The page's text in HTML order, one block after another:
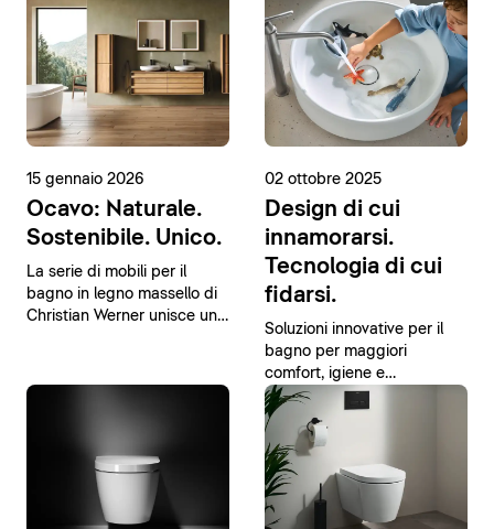
15 gennaio 2026
Ocavo: Naturale.
Sostenibile. Unico.
La serie di mobili per il
bagno in legno massello di
Christian Werner unisce un
02 ottobre 2025
Design di cui
innamorarsi.
Tecnologia di cui
fidarsi.
Soluzioni innovative per il
bagno per maggiori
comfort, igiene e
sostenibilità